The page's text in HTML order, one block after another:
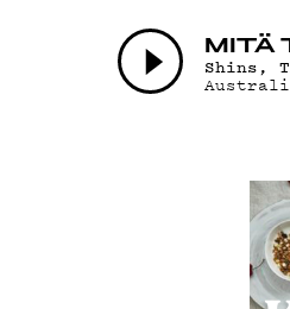
MITÄ
Shins,